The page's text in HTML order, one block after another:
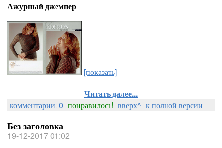
Ажурный джемпер
[показать]
Читать далее...
комментарии: 0 понравилось! вверх^ к полной версии
Без заголовка
19-12-2017 01:02